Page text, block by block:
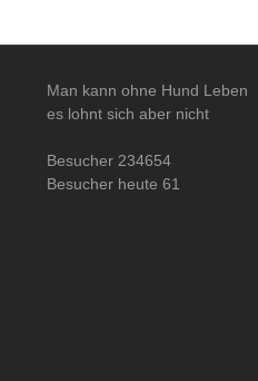
Man kann ohne Hund Leben
es lohnt sich aber nicht
Besucher 234654
Besucher heute 61